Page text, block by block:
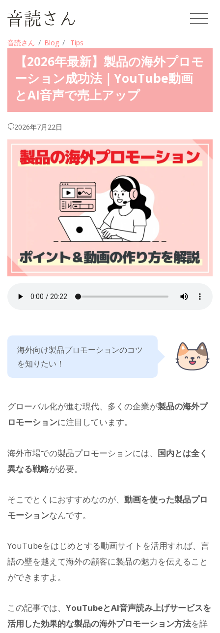
音読さん Blog Tips
【2026年最新】製品の海外プロモ
ーション成功法｜YouTube動画
とAI音声で売上アップ
2026年7月22日
海外向け製品プロモーションのコツ
を知りたい！
グローバル化が進む現代、多くの企業が製品の海外プ
ロモーションに注目しています。
海外市場での製品プロモーションには、 国内とは全く
異なる戦略が必要。
そこでとくにおすすめなのが、 動画を使った製品プロ
モーションなんです。
YouTubeをはじめとする動画サイトを活用すれば、言
語の壁を越えて海外の顧客に製品の魅力を伝えること
ができますよ。
この記事では、 YouTubeとAI音声読み上げサービスを
活用した効果的な製品の海外プロモーション方法を詳